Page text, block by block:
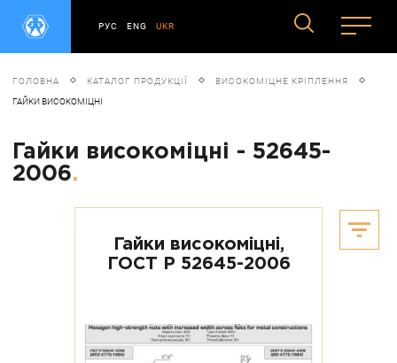
РУС ENG UKR
ГОЛОВНА КАТАЛОГ ПРОДУКЦІЇ ВИСОКОМІЦНЕ КРІПЛЕННЯ
ГАЙКИ ВИСОКОМІЦНІ
Гайки високоміцні - 52645-
2006.
Гайки високоміцні,
ГОСТ Р 52645-2006